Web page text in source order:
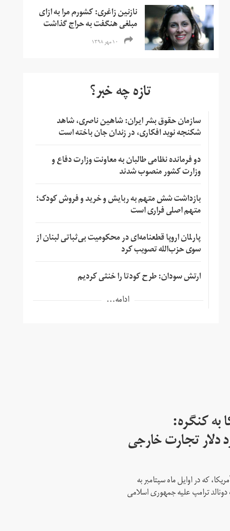
نازنین زاغری:‌ کشورم مرا به ازای
مبلغی هنگفت به حراج گذاشت
۱۰ مهر ۱۳۹۸
تازه چه خبر؟
سازمان حقوق بشر ایران: شاهین ناصری، شاهد
شکنجه نوید افکاری، در زندان جان باخته است
دو فرمانده نظامی طالبان به معاونت وزارت دفاع و
وزارت کشور منصوب شدند
بازداشت شش متهم به ربایش و خرید و فروش کودک؛
متهم اصلی فراری است
پارلمان اروپا قطعنامه‌ای در محکومیت بی‌ثباتی لبنان از
سوی حزب‌الله تصویب کرد
ارتش سودان: طرح کودتا را خنثی کردیم
ادامه...
به کنگره:
میلیارد دلار تجارت خارجی
که در اوایل ماه سپتامبر به
ترامپ علیه جمهوری اسلامی